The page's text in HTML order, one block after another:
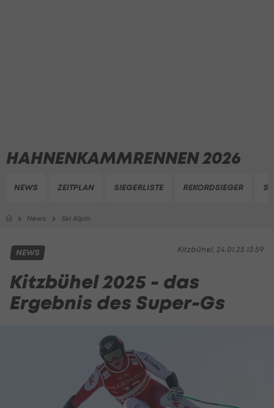
HAHNENKAMMRENNEN 2026
NEWS ZEITPLAN SIEGERLISTE REKORDSIEGER
News Ski Alpin
Kitzbühel, 24.01.25 13:59
NEWS
Kitzbühel 2025 - das
Ergebnis des Super-Gs